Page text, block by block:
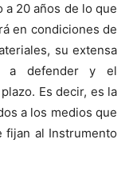
20 años de lo que
en condiciones de
su extensa
a defender y el
Es decir, es la
a los medios que
al Instrumento